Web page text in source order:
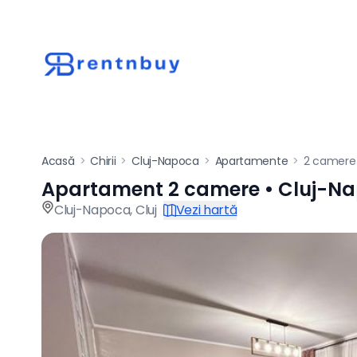
Acasă > Chirii > Cluj-Napoca > Apartamente > 2
Apartament de
Apartament 2 camere • Cluj-
Cluj-Napoca,Cluj Vezi hartă